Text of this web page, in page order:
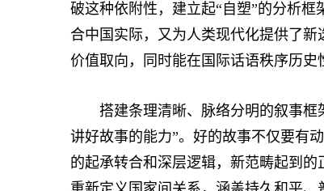
破这种依附性，建立起“自塑”的分析
合中国实际，又为人类现代化提供了
价值取向，同时能在国际话语秩序历史
搭建条理清晰、脉络分明的叙事框
讲好故事的能力”。好的故事不仅要有
的起承转合和深层逻辑，新范畴起到